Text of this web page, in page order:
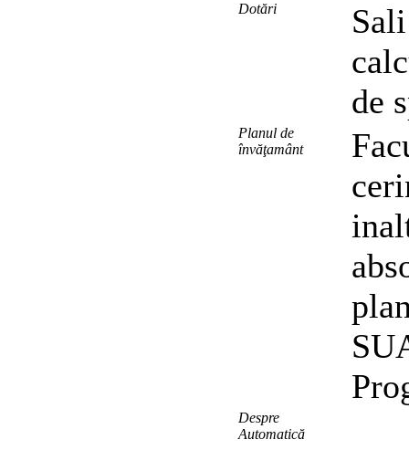
Dotări
de
Planul de
învăţamânt
Despre
Automatică